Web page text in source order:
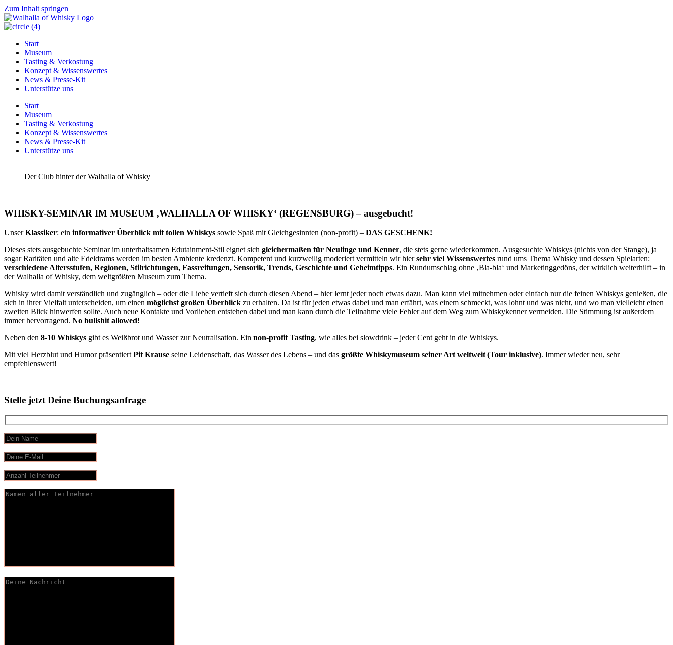
Zum Inhalt springen
Start
Museum
Tasting & Verkostung
Konzept & Wissenswertes
News & Presse-Kit
Unterstütze uns
Start
Museum
Tasting & Verkostung
Konzept & Wissenswertes
News & Presse-Kit
Unterstütze uns
Der Club hinter der Walhalla of Whisky
WHISKY-SEMINAR IM MUSEUM ‚WALHALLA OF WHISKY‘ (REGENSBURG) – ausgebucht!
UnserKlassiker: ein informativer Überblick mit tollen Whiskys sowie Spaß mit Gleichgesinnten (non-profit) – DAS GESCHENK!
Dieses stets ausgebuchte Seminar im unterhaltsamen Edutainment-Stil eignet sich gleichermaßen für Neulinge und Kenner, die stets gerne wiederkommen. Ausgesuchte Whiskys (nichts von der Stange), ja
sogar Raritäten und alte Edeldrams werden im besten Ambiente kredenzt. Kompetent und kurzweilig moderiert vermitteln wir hiersehr viel Wissenswertes rund ums Thema Whisky und dessen Spielarten:
verschiedene Altersstufen, Regionen, Stilrichtungen, Fassreifungen, Sensorik, Trends, Geschichte und Geheimtipps. Ein Rundumschlag ohne ‚Bla-bla‘ und Marketinggedöns, der wirklich weiterhilft – in
der Walhalla of Whisky, dem weltgrößten Museum zum Thema.
Whisky wird damit verständlich und zugänglich – oder die Liebe vertieft sich durch diesen Abend – hier lernt jeder noch etwas dazu. Man kann viel mitnehmen oder einfach nur die feinen Whiskys genießen, die
sich in ihrer Vielfalt unterscheiden, um einen möglichst großen Überblick zu erhalten. Da ist für jeden etwas dabei und man erfährt, was einem schmeckt, was lohnt und was nicht, und wo man vielleicht einen
zweiten Blick hinwerfen sollte. Auch neue Kontakte und Vorlieben entstehen dabei und man kann durch die Teilnahme viele Fehler auf dem Weg zum Whiskykenner vermeiden. Die Stimmung ist außerdem
immer hervorragend. No bullshit allowed!
Neben den 8-10 Whiskys gibt es Weißbrot und Wasser zur Neutralisation. Ein non-profit Tasting, wie alles bei slowdrink – jeder Cent geht in die Whiskys.
Mit viel Herzblut und Humor präsentiertPit Krause seine Leidenschaft, das Wasser des Lebens – und das größte Whiskymuseum seiner Art weltweit (Tour inklusive). Immer wieder neu, sehr
empfehlenswert!
Stelle jetzt Deine Buchungsanfrage